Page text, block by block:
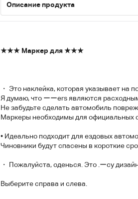
Описание продукта
★★★ Маркер для ★★★
・ Это наклейка, которая указывает на
Я думаю, что ーーers являются
Не забудьте сделать автомобиль
Маркеры необходимы для официальных
• Идеально подходит для ездовых
Чиновники будут спасены в короткие
・ Пожалуйста, оденься. Это .ーcy
Выберите справа и слева.